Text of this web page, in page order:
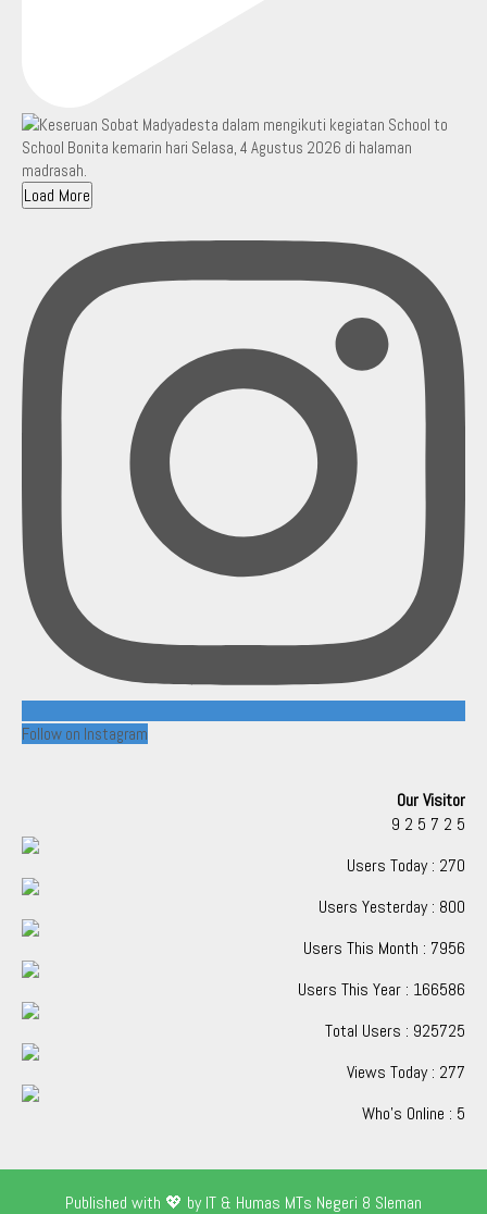
Load More
Follow on Instagram
Our Visitor
9 2 5 7 2 5
Users Today : 270
Users Yesterday : 800
Users This Month : 7956
Users This Year : 166586
Total Users : 925725
Views Today : 277
Who's Online : 5
Published with 💖 by IT & Humas MTs Negeri 8 Sleman